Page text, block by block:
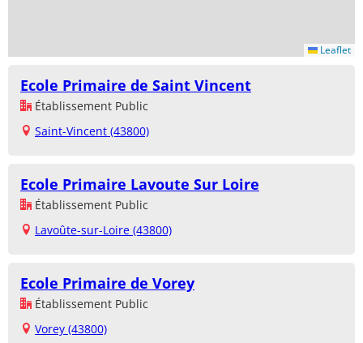
Leaflet
Ecole Primaire de Saint Vincent
Établissement Public
Saint-Vincent (43800)
Ecole Primaire Lavoute Sur Loire
Établissement Public
Lavoûte-sur-Loire (43800)
Ecole Primaire de Vorey
Établissement Public
Vorey (43800)